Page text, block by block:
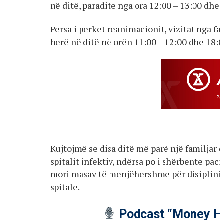
në ditë, paradite nga ora 12:00 – 13:00
Përsa i përket reanimacionit, vizitat nga
herë në ditë në orën 11:00 – 12:00 dhe
Kujtojmë se disa ditë më parë një
spitalit infektiv, ndërsa po i shërbente
mori masav të menjëhershme për
spitale.
Podcast “Money